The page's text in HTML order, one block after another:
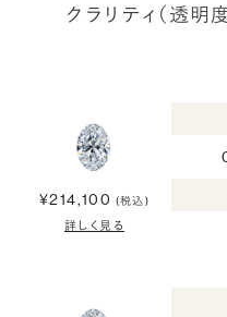
クラリティ（透明
¥214,100 (税込)
詳しく見る